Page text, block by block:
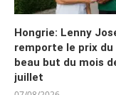
Hongrie: Lenny
remporte le prix du
beau but du mois
juillet